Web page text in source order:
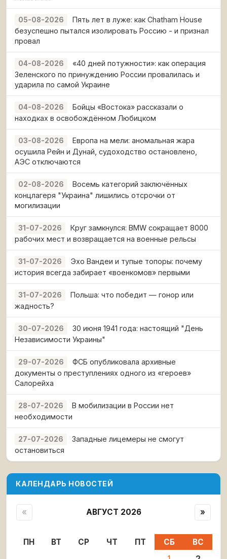
05-08-2026
Пять лет в луже: как Chatham House
безуспешно пытался изолировать Россию - и признал
провал
04-08-2026
«40 дней потужности»: как операция
Зеленского по принуждению России провалилась и
ударила по самой Украине
04-08-2026
Бойцы «Востока» рассказали о
находках в освобождённом Любицком
03-08-2026
Европа на мели: аномальная жара
осушила Рейн и Дунай, судоходство остановлено,
АЭС отключаются
02-08-2026
Восемь категорий заключённых
концлагеря "Украина" лишились отсрочки от
могилизации
31-07-2026
Круг замкнулся: BMW сокращает 8000
рабочих мест и возвращается на военные рельсы
31-07-2026
Эхо Вандеи и тупые топоры: почему
история всегда забирает «военкомов» первыми
31-07-2026
Польша: что победит — гонор или
жадность?
30-07-2026
30 июня 1941 года: настоящий "День
Независимости Украины"
29-07-2026
ФСБ опубликовала архивные
документы о преступлениях одного из «героев»
Салорейха
28-07-2026
В мобилизации в России нет
необходимости
27-07-2026
Западные лицемеры не смогут
остановиться
КАЛЕНДАРЬ НОВОСТЕЙ
« АВГУСТ 2026 »
ПН ВТ СР ЧТ ПТ СБ
ВС